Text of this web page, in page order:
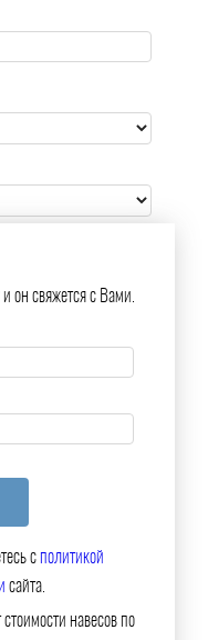
и он свяжется с Вами.
сполитикой
сайта.
навесов по